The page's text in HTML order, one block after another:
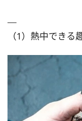
（1）熱中できる